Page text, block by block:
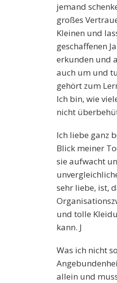
jemand
großes
Kleinen und
geschaffenen
erkunden und
auch um und
gehört zum
Ich bin, wie
nicht
Ich liebe ganz
Blick meiner
sie aufwacht
sehr liebe, ist,
und tolle
kann. J
Was ich nicht
allein und